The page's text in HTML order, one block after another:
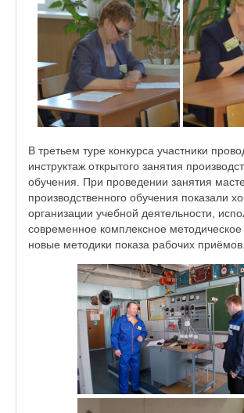
В третьем туре конкурса участники
инструктаж открытого занятия
обучения. При проведении занятия
производственного обучения показали
организации учебной деятельности,
современное комплексное методическое
новые методики показа рабочих приёмов.